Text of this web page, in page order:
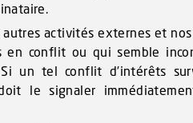
activités externes et
en conflit ou qui semble
un tel conflit d’intérêts
le signaler